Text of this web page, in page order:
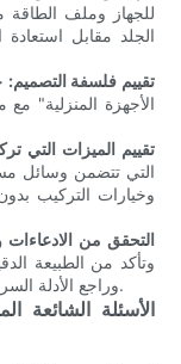
للجهاز وملف
الجلد مقابل
تقييم فلسفة التصميم:
الأجهزة المنزلية"
تقييم الميزات التي
التي تتضمن وسائل
وخيارات التركيب
التحقق من الادعاءات
وتأكد من الطبيعة
وراجع الأدلة السريرية المذكورة لدعم الفوائد المعلن عنها للجهاز.
الأسئلة الشائعة